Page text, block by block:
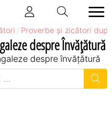
Proverbe și zicători
despre Învățătură
despre învățătură